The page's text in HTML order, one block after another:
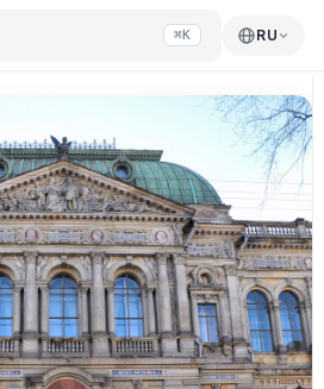
⌘K RU